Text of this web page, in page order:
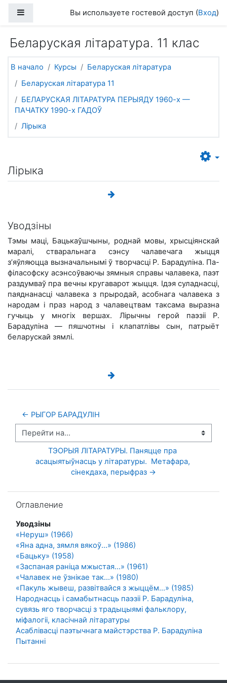
Боковая панельВы используете гостевой доступ (Вход)
Беларуская літаратура. 11 клас
В начало Курсы
Беларуская літаратура
Беларуская літаратура 11
БЕЛАРУСКАЯ ЛІТАРАТУРА ПЕРЫЯДУ 1960-х —
ПАЧАТКУ 1990-х ГАДОЎ
Лірыка
Лірыка
Уводзіны
Тэмы маці, Бацькаўшчыны, роднай мовы, хрысціянскай
маралі, стваральнага сэнсу чалавечага жыцця
з’яўляюцца вызначальнымі ў творчасці Р. Барадуліна. Па-
філасофску асэнсоўваючы зямныя справы чалавека, паэт
раздумваў пра вечны кругаварот жыцця. Ідэя cуладнасці,
паяднанасці чалавека з прыродай, асобнага чалавека з
народам і праз народ з чалавецтвам таксама выразна
гучыць у многіх вершах. Лірычны герой паэзіі Р.
Барадуліна — пяшчотны і клапатлівы сын, патрыёт
беларускай зямлі.
← РЫГОР БАРАДУЛІН
Перейти на...
ТЭОРЫЯ ЛІТАРАТУРЫ. Паняцце пра
асацыятыўнасць у літаратуры.  Метафара,
сінекдаха, перыфраз →
Оглавление
Уводзіны
«Неруш» (1966)
«Яна адна, зямля вякоў...» (1986)
«Бацьку» (1958)
«Заспаная раніца мжыстая...» (1961)
«Чалавек не ўзнікае так...» (1980)
«Пакуль жывеш, развітвайся з жыццём…» (1985)
Народнасць і самабытнасць паэзіі Р. Барадуліна,
сувязь яго творчасці з традыцыямі фальклору,
міфалогіі, класічнай літаратуры
Асаблівасці паэтычнага майстэрства Р. Барадуліна
Пытанні